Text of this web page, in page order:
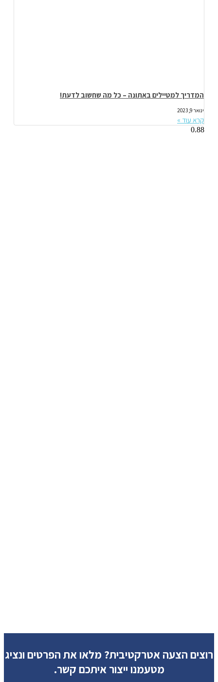
המדריך למטיילים באתונה – כל מה שחשוב לדעת!
ינואר 9, 2023
קרא עוד »
רוצים הצעה אטרקטיבית? מלאו את הפרטים ונציג
מטעמנו ייצור איתכם קשר.